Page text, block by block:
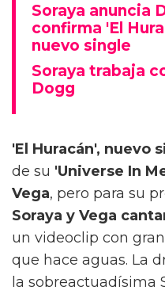
Soraya anuncia
confirma 'El
nuevo single
Soraya trabaja
Dogg
'El Huracán', nuevo
de su 'Universe In
Vega, pero para su
Soraya y Vega
un videoclip con
que hace aguas. La
la sobreactuadísima